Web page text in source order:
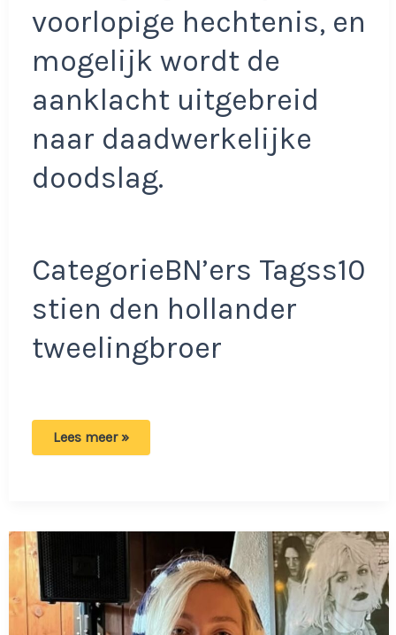
voorlopige hechtenis, en
mogelijk wordt de
aanklacht uitgebreid
naar daadwerkelijke
doodslag.
CategorieBN’ers Tagss10
stien den hollander
tweelingbroer
Tweelingbroer
fataal
Lees meer »